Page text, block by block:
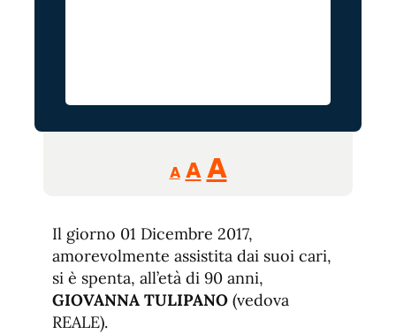
A
Reducir
tamaño
A Restablecer
de
fuente
AAumentar
de
fuente.
Il giorno 01 Dicembre 2017,
amorevolmente assistita dai suoi cari,
si è spenta, all’età di 90 anni,
GIOVANNA TULIPANO (vedova
REALE).